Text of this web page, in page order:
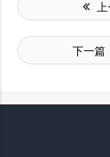
下一篇